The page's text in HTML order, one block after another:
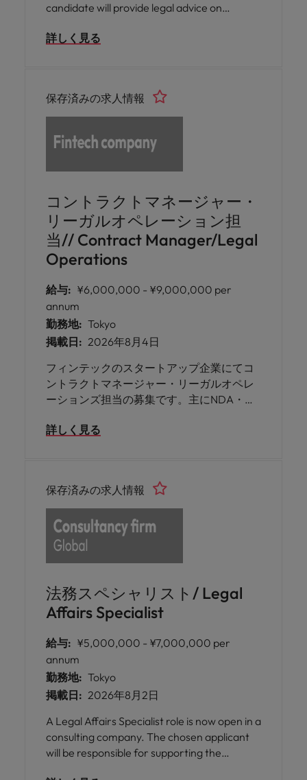
candidate will provide legal advice on
cross-border projects across securities,
詳しく見る
コントラクトマネージャー・
リーガルオペレーション担
当// Contract Manager/Legal
Operations
保存済みの求人情報
給与: ¥6,000,000 - ¥9,000,000 per
annum
勤務地: Tokyo
掲載日: 2026年8月4日
フィンテックのスタートアップ企業にてコ
ントラクトマネージャー・リーガルオペレ
ーションズ担当の募集です。主にNDA・サ
ービスに関連する契約審査や交渉の遂行を
詳しく見る
法務スペシャリスト/ Legal
Affairs Specialist
保存済みの求人情報
給与: ¥5,000,000 - ¥7,000,000 per
annum
勤務地: Tokyo
掲載日: 2026年8月2日
A Legal Affairs Specialist role is now open in a
consulting company. The chosen applicant
will be responsible for supporting the